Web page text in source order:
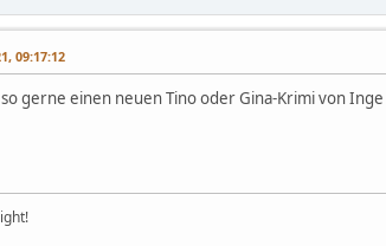
09:17:12
gerne einen neuen Tino oder Gina-Krimi von